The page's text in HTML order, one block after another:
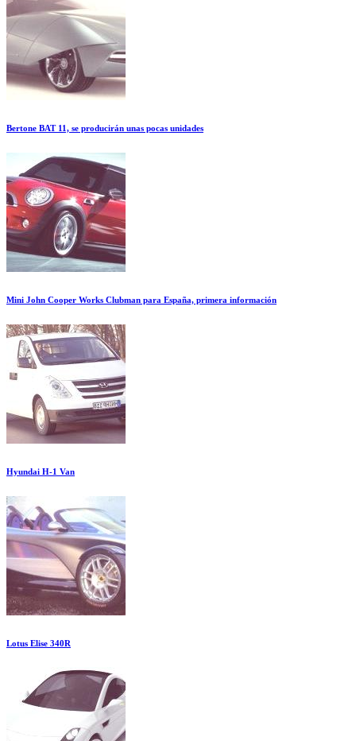
Bertone BAT 11, se producirán unas pocas unidades
Mini John Cooper Works Clubman para España, primera información
Hyundai H-1 Van
Lotus Elise 340R